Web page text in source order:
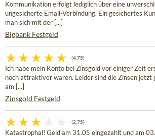
Kommunikation erfolgt lediglich über eine
ungesicherte Email-Verbindung. Ein gesichertes
man sich mit der [...]
Bigbank Festgeld
(4,75)
Ich habe mein Konto bei Zinsgold vor einiger Zeit
noch attraktiver waren. Leider sind die Zinsen jetzt
am [...]
Zinsgold Festgeld
(2,75)
Katastrophal! Geld am 31.05 eingezahlt und am